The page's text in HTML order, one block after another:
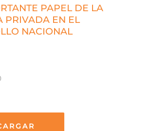
PAPEL DE LA
PRIVADA EN EL
NACIONAL